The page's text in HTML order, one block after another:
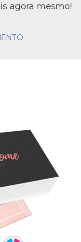
agora mesmo!